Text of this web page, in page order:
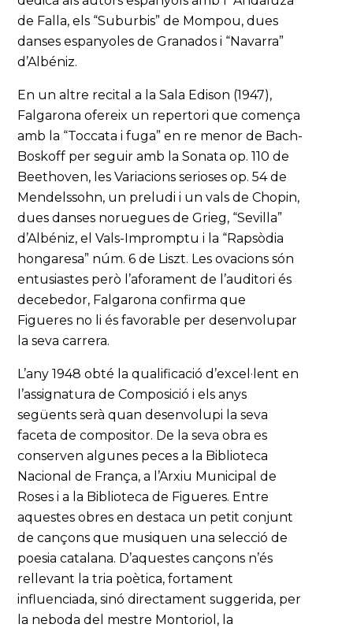
de Falla, els “Suburbis” de Mompou, dues
danses espanyoles de Granados i “Navarra”
d’Albéniz.
En un altre recital a la Sala Edison (1947),
Falgarona ofereix un repertori que comença
amb la “Toccata i fuga” en re menor de Bach-
Boskoff per seguir amb la Sonata op. 110 de
Beethoven, les Variacions serioses op. 54 de
Mendelssohn, un preludi i un vals de Chopin,
dues danses noruegues de Grieg, “Sevilla”
d’Albéniz, el Vals-Impromptu i la “Rapsòdia
hongaresa” núm. 6 de Liszt. Les ovacions són
entusiastes però l’aforament de l’auditori és
decebedor, Falgarona confirma que
Figueres no li és favorable per desenvolupar
la seva carrera.
L’any 1948 obté la qualificació d’excel·lent en
l’assignatura de Composició i els anys
següents serà quan desenvolupi la seva
faceta de compositor. De la seva obra es
conserven algunes peces a la Biblioteca
Nacional de França, a l’Arxiu Municipal de
Roses i a la Biblioteca de Figueres. Entre
aquestes obres en destaca un petit conjunt
de cançons que musiquen una selecció de
poesia catalana. D’aquestes cançons n’és
rellevant la tria poètica, fortament
influenciada, sinó directament suggerida, per
la neboda del mestre Montoriol, la